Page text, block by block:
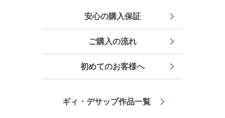
安心の購入保証
ご購入の流れ
初めてのお客様へ
ギィ・デサップ作品一覧